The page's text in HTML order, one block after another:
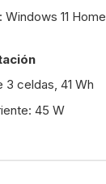
11 Home
3 celdas, 41 Wh
45 W